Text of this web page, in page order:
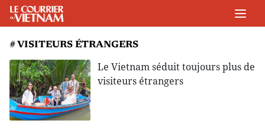
# VISITEURS ÉTRANGERS
Le Vietnam séduit toujours plus de
visiteurs étrangers